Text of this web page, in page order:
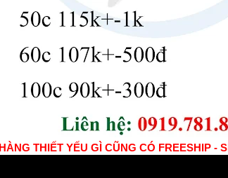
HÀNG THIẾT YẾU GÌ CŨNG CÓ FREESHIP -